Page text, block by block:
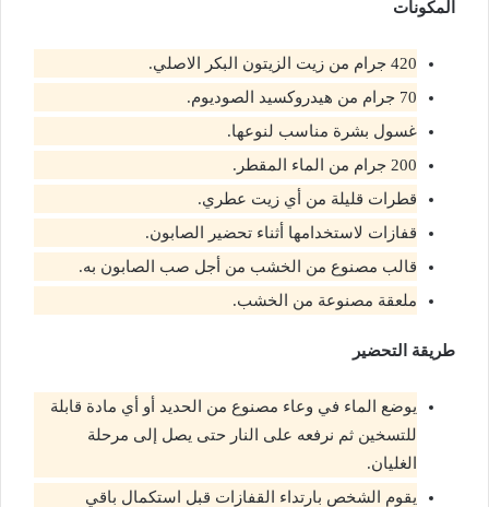
المكونات
420 جرام من زيت الزيتون البكر الاصلي.
70 جرام من هيدروكسيد الصوديوم.
غسول بشرة مناسب لنوعها.
200 جرام من الماء المقطر.
قطرات قليلة من أي زيت عطري.
قفازات لاستخدامها أثناء تحضير الصابون.
قالب مصنوع من الخشب من أجل صب الصابون به.
ملعقة مصنوعة من الخشب.
طريقة التحضير
يوضع الماء في وعاء مصنوع من الحديد أو أي مادة قابلة
للتسخين ثم نرفعه على النار حتى يصل إلى مرحلة
الغليان.
يقوم الشخص بارتداء القفازات قبل استكمال باقي